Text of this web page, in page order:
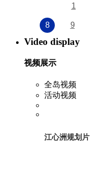
1
8 9
Video display
视频展示
全岛视频
活动视频
江心洲规划片